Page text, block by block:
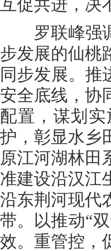
互促共进，决
罗联峰强调
步发展的仙桃
同步发展。推
安全底线，协
配置，谋划
护，彰显水乡
原江河湖林田
准建设沿汉江
沿东荆河现代
带。以推动“
效。重管控，